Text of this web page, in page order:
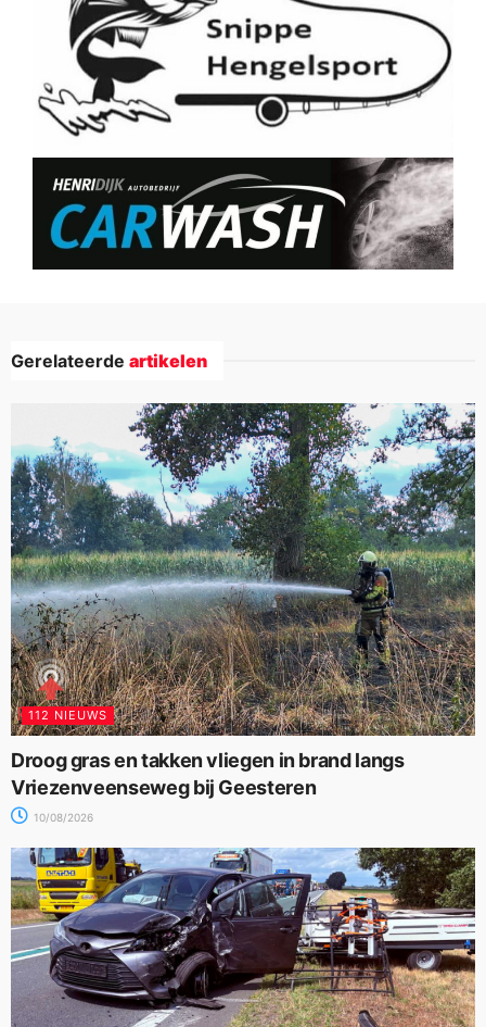
Gerelateerde artikelen
112 NIEUWS
Droog gras en takken vliegen in brand langs
Vriezenveenseweg bij Geesteren
10/08/2026